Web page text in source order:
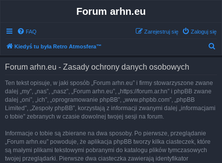
Forum arhn.eu
FAQ Zaloguj się
Zarejestruj się
Kiedyś tu była Retro Atmosfera™
Forum arhn.eu - Zasady ochrony danych osobowych
Ten tekst opisuje, w jaki sposób „Forum arhn.eu” i firmy stowarzyszone zwane
dalej „my”, „nas”, „nasz”, „Forum arhn.eu”, „https://forum.ar.hn” i phpBB zwane
dalej „oni”, „ich”, „oprogramowanie phpBB”, „www.phpbb.com”, „phpBB
Limited”, „Zespoły phpBB”, korzystają z informacji zwanymi dalej „informacjami
o tobie” zebranych w czasie dowolnej twojej sesji na forum.
Informacje o tobie są zbierane na dwa sposoby. Po pierwsze, przeglądanie
„Forum arhn.eu” powoduje, że aplikacja phpBB tworzy kilka ciasteczek, które
są małymi plikami tekstowymi pobranymi do katalogu plików tymczasowych
twojej przeglądarki. Pierwsze dwa ciasteczka zawierają identyfikator